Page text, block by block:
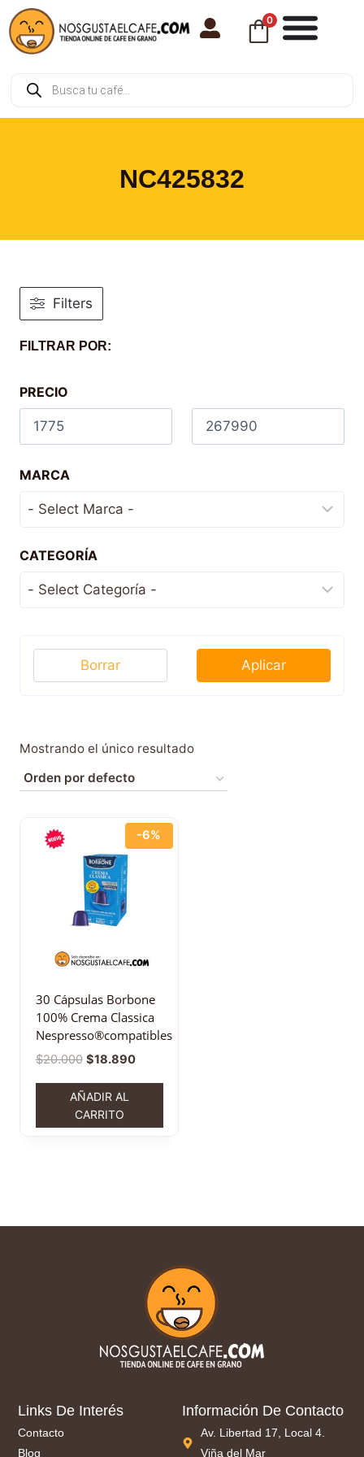
0
NC425832
Mostrando el único resultado
-6%
30 Cápsulas Borbone
100% Crema Classica
Nespresso®compatibles
$20.000 $18.890
AÑADIR AL
CARRITO
Filters
FILTRAR POR:
PRECIO
MARCA
CATEGORÍA
Aplicar
Borrar
Links De Interés
Contacto
Blog
Información De Contacto
Av. Libertad 17, Local 4.
Viña del Mar